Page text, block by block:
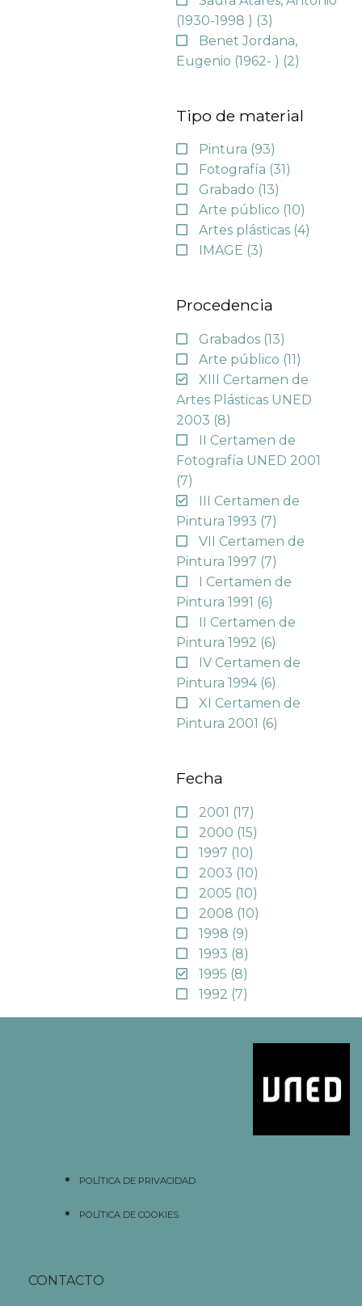
(1930-1998 ) (3)
Benet Jordana,
Eugenio (1962- ) (2)
Tipo de material
Pintura (93)
Fotografía (31)
Grabado (13)
Arte público (10)
Artes plásticas (4)
IMAGE (3)
Procedencia
Grabados (13)
Arte público (11)
XIII Certamen de
Artes Plásticas UNED
2003 (8)
II Certamen de
Fotografía UNED 2001
(7)
III Certamen de
Pintura 1993 (7)
VII Certamen de
Pintura 1997 (7)
I Certamen de
Pintura 1991 (6)
II Certamen de
Pintura 1992 (6)
IV Certamen de
Pintura 1994 (6)
XI Certamen de
Pintura 2001 (6)
Fecha
2001 (17)
2000 (15)
1997 (10)
2003 (10)
2005 (10)
2008 (10)
1998 (9)
1993 (8)
1995 (8)
1992 (7)
POLÍTICA DE PRIVACIDAD
POLÍTICA DE COOKIES
CONTACTO